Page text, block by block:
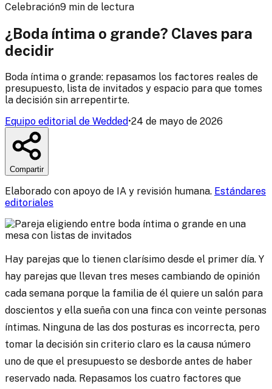
Celebración9 min de lectura
¿Boda íntima o grande? Claves para
decidir
Boda íntima o grande: repasamos los factores reales de
presupuesto, lista de invitados y espacio para que tomes
la decisión sin arrepentirte.
Equipo editorial de Wedded•24 de mayo de 2026
Compartir
Elaborado con apoyo de IA y revisión humana. Estándares
editoriales
Hay parejas que lo tienen clarísimo desde el primer día. Y
hay parejas que llevan tres meses cambiando de opinión
cada semana porque la familia de él quiere un salón para
doscientos y ella sueña con una finca con veinte personas
íntimas. Ninguna de las dos posturas es incorrecta, pero
tomar la decisión sin criterio claro es la causa número
uno de que el presupuesto se desborde antes de haber
reservado nada. Repasamos los cuatro factores que